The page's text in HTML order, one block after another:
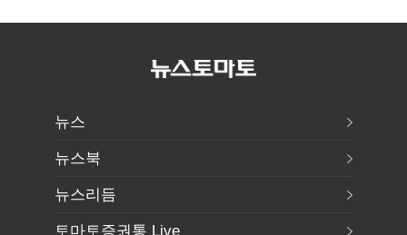
수사자격 배제'
의결…본회의
해지하라"...
뉴스
뉴스북
뉴스리듬
토마토증권통 Live